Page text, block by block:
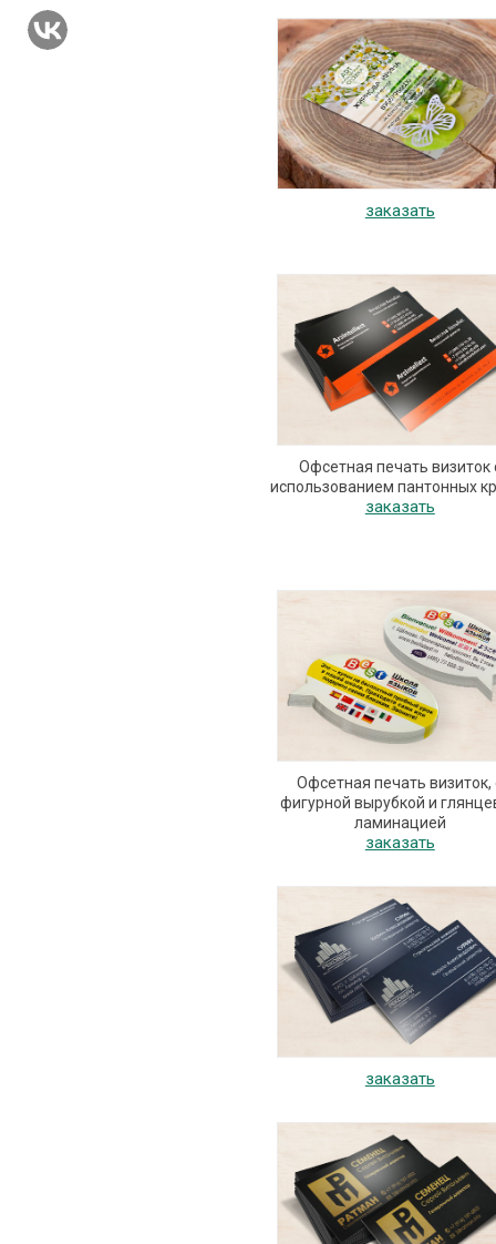
заказать
Офсетная печать визиток
использованием пантонных
заказать
Офсетная печать визиток,
фигурной вырубкой и
ламинацией
заказать
заказать